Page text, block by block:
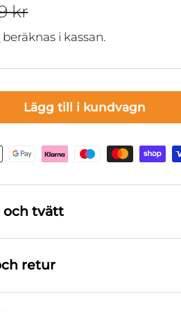
kr
beräknas i kassan.
Lägg till i kundvagn
och tvätt
retur